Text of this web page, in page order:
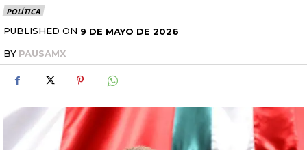
POLÍTICA
PUBLISHED ON 9 DE MAYO DE 2026
BY PAUSAMX